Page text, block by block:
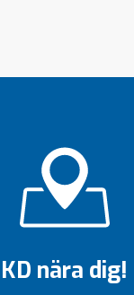
KD nära dig!